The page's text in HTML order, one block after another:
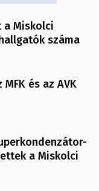
a Miskolci
száma
és az AVK
a Miskolci